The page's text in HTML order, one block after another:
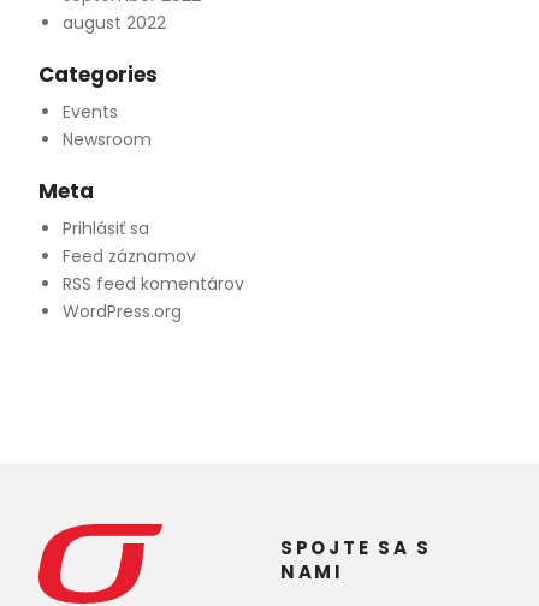
august 2022
Categories
Events
Newsroom
Meta
Prihlásiť sa
Feed záznamov
RSS feed komentárov
WordPress.org
SPOJTE SA S
NAMI